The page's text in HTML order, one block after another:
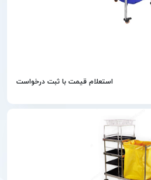
استعلام قیمت با ثبت درخواست